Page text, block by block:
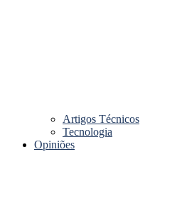
Artigos Técnicos
Tecnologia
Opiniões